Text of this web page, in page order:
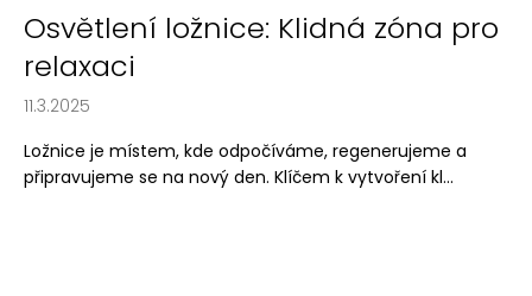
Osvětlení ložnice: Klidná zóna pro
relaxaci
11.3.2025
Ložnice je místem, kde odpočíváme, regenerujeme a
připravujeme se na nový den. Klíčem k vytvoření kl...